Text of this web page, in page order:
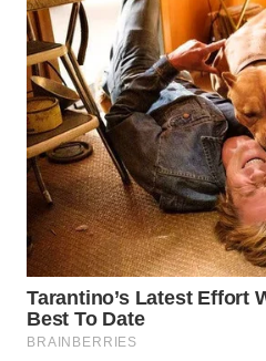
PADANG
LAWAS
WN
SUMEDANG
WN
CIANJUR
WN
KEPULAUAN
SERIBU